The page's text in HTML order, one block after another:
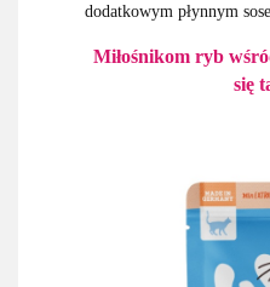
dodatkowym płynnym
Miłośnikom ryb
się